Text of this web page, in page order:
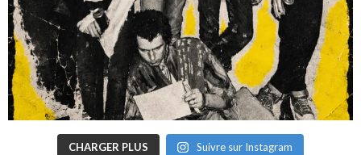
CHARGER PLUS Suivre sur Instagram